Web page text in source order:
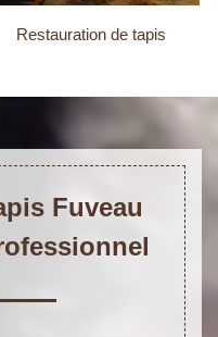
Restauration de tapis
Fuveau